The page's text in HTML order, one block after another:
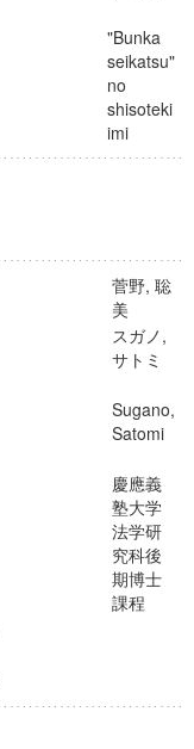
"Bunka
seikatsu"
no
shisoteki
imi
菅野, 聡
美
スガノ,
サトミ
Sugano,
Satomi
慶應義
塾大学
法学研
究科後
期博士
課程